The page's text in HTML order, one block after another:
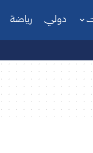
دولي رياضة